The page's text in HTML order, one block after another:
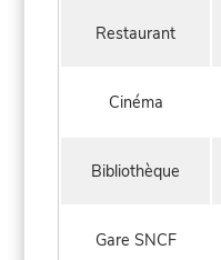
Restaurant
Cinéma
Bibliothèque
Gare SNCF